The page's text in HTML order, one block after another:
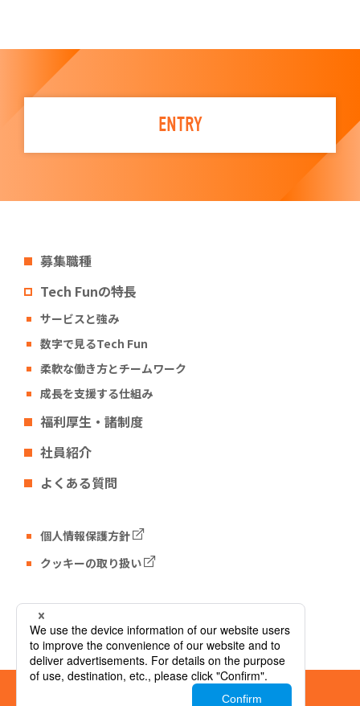
ENTRY
募集職種
Tech Funの特長
サービスと強み
数字で見るTech Fun
柔軟な働き方とチームワーク
成長を支援する仕組み
福利厚生・諸制度
社員紹介
よくある質問
個人情報保護方針
クッキーの取り扱い
Tech Fun コーポレートサイト